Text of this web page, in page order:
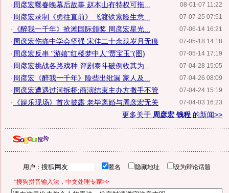
08-01-07 11:22
· 周彦宏曝春晚幕后故事 赵本山有特权可拖...
07-07-25 07:51
· 周彦宏录制《勇往直前》 飞渡铁索险生意...
07-06-14 16:21
· 《醉我一千年》抢滩国际颁奖 周彦宏星光...
07-05-18 14:18
· 周彦宏伤痛中学会坚强 宋佳二十余载岁月无痕
07-05-14 17:19
· 周彦宏反串 "游嬉"红楼梦中人"贾宝玉"(图)
07-04-28 15:05
· 周彦宏挑战各路戏种 评剧泰斗破例收其为...
07-04-26 08:09
· 周彦宏《醉我一千年》险些出纰漏 家人及...
07-04-24 15:19
· 周彦宏遭遇过河拆桥:商演结束主办方撒手不管
07-04-03 16:23
·
《娱乐现场》首次披露 老毕离婚与周彦宏无关
更多关于 周彦宏 钱程 的新闻>>
用户： 匿名 隐藏地址 设为辩论话题
*搜狗拼音输入法，中文处理专家>>